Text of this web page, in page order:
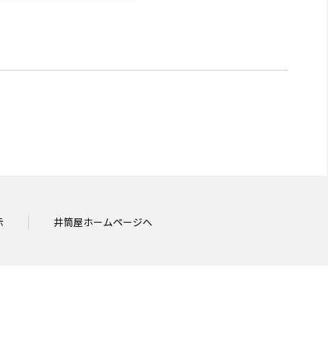
井筒屋ホームページへ